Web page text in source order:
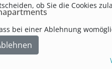
ob Sie die Cookies
bei einer Ablehnung